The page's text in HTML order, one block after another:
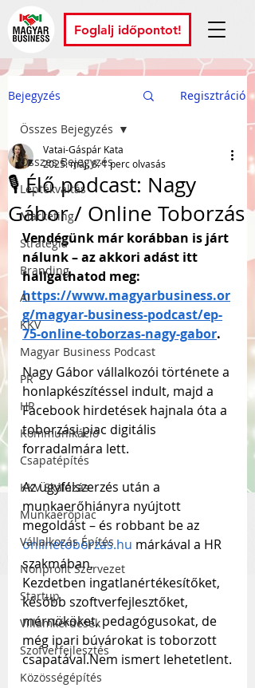
Foglalj időpontot!
Bejegyzés Regisztráció
Összes Bejegyzés
Léptékváltás
Marketing
Stratégia
Branding
AI
KKV
Magyar Business Podcast
PR
HR
Kommunikáció
Csapatépítés
KKV Skálázás
Munkaerőpiac
Vállalkozás Építés
Nonprofit Szervezet
Startup
Villámkérdések
Szofverfejlesztés
Közösségépítés
Összes Bejegyzés
🎙️ Élő podcast: Nagy
Gábor / Online Toborzás
Vatai-Gáspár Kata
2025. máj. 8.1 perc olvasás
Vendégünk már korábban is járt
nálunk – az akkori adást itt
hallgathatod meg:
https://www.magyarbusiness.or
g/magyar-business-podcast/ep-
75-online-toborzas-nagy-gabor.
Nagy Gábor vállalkozói története a
honlapkészítéssel indult, majd a
Facebook hirdetések hajnala óta a
toborzási piac digitális
forradalmára lett.
Az ügyfélszerzés után a
munkaerőhiányra nyújtott
megoldást – és robbant be az
onlinetoborzas.hu márkával a HR
szakmában.
Kezdetben ingatlanértékesítőket,
később szoftverfejlesztőket,
mérnököket, pedagógusokat, de
még ipari búvárokat is toborzott
csapatával.Nem ismert lehetetlent.